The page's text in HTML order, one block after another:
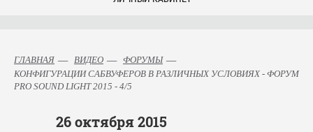
ГЛАВНАЯ ВИДЕО
ФОРУМЫ
КОНФИГУРАЦИИ САБВУФЕРОВ В РАЗЛИЧНЫХ УСЛОВИЯХ - ФОРУМ
PRO SOUND LIGHT 2015 - 4/5
26октября2015